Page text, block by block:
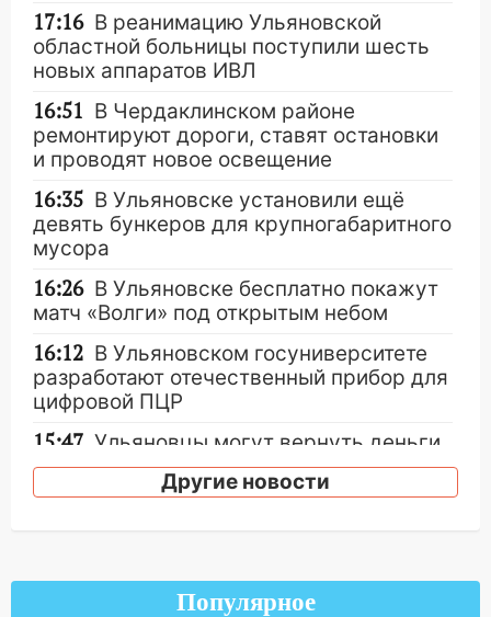
17:16 В реанимацию Ульяновской
областной больницы поступили шесть
новых аппаратов ИВЛ
16:51 В Чердаклинском районе
ремонтируют дороги, ставят остановки
и проводят новое освещение
16:35 В Ульяновске установили ещё
девять бункеров для крупногабаритного
мусора
16:26 В Ульяновске бесплатно покажут
матч «Волги» под открытым небом
16:12 В Ульяновском госуниверситете
разработают отечественный прибор для
цифровой ПЦР
15:47 Ульяновцы могут вернуть деньги
за абонементы закрывшегося фитнес-
клуба «Рекорд-Fitness»
области привели в порядок детские
Другие новости
Популярное